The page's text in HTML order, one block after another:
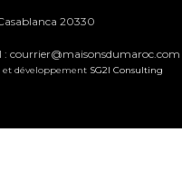
20330
: courrier@maisonsdumaroc.com
et développement SG2I Consulting